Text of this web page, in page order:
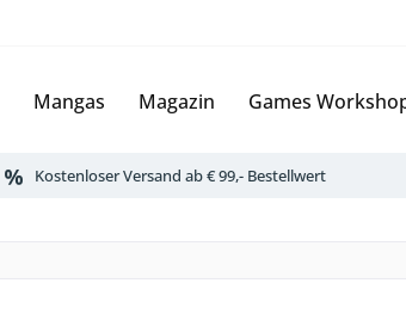
Mangas Magazin Games
Kostenloser Versand ab € 99,- Bestellwert